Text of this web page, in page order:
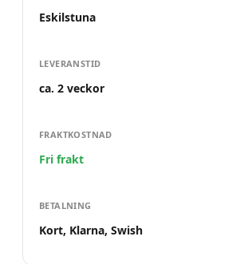
Eskilstuna
LEVERANSTID
ca. 2 veckor
FRAKTKOSTNAD
Fri frakt
BETALNING
Kort, Klarna, Swish